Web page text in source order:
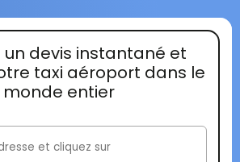
un devis instantané et
taxi aéroport dans le
monde entier